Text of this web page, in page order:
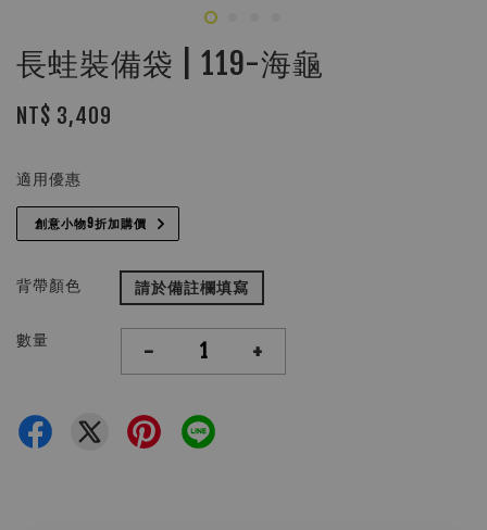
長蛙裝備袋 | 119-海龜
NT$ 3,409
適用優惠
創意小物9折加購價
背帶顏色 請於備註欄填寫
數量 - +